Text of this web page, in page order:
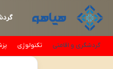
گردشگری و اقامتی تکنولوژی